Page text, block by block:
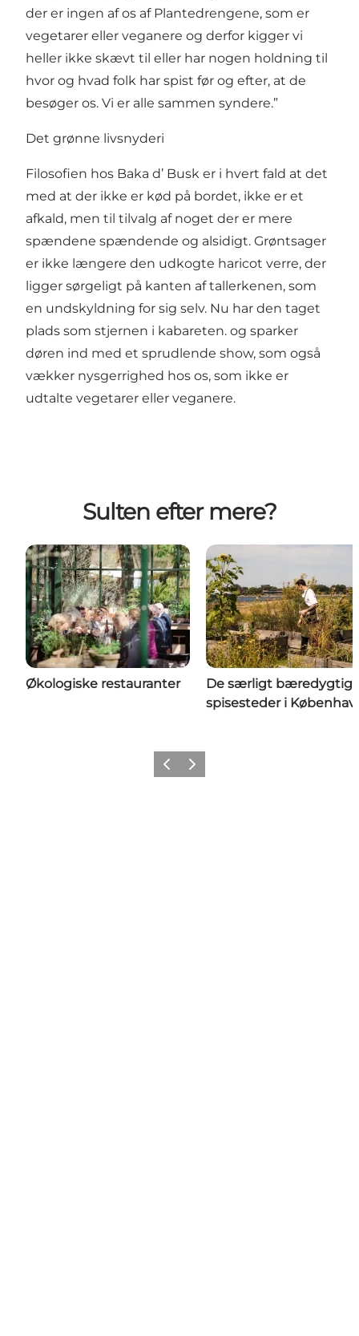
der er ingen af os af Plantedrengene, som er
vegetarer eller veganere og derfor kigger vi
heller ikke skævt til eller har nogen holdning til
hvor og hvad folk har spist før og efter, at de
besøger os. Vi er alle sammen syndere.”
Det grønne livsnyderi
Filosofien hos Baka d’ Busk er i hvert fald at det
med at der ikke er kød på bordet, ikke er et
afkald, men til tilvalg af noget der er mere
spændene spændende og alsidigt. Grøntsager
er ikke længere den udkogte haricot verre, der
ligger sørgeligt på kanten af tallerkenen, som
en undskyldning for sig selv. Nu har den taget
plads som stjernen i kabareten. og sparker
døren ind med et sprudlende show, som også
vækker nysgerrighed hos os, som ikke er
udtalte vegetarer eller veganere.
Sulten efter mere?
Økologiske restauranter
De særligt
spisesteder i
ForrigeNæste